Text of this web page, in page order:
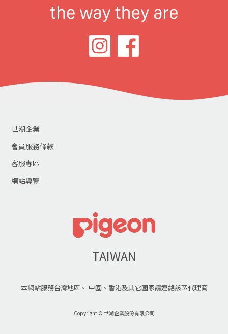
世潮企業
會員服務條款
客服專區
網站導覽
TAIWAN
本網站服務台灣地區。 中國、香港及其它國家請連絡該區代理商
Copyright © 世潮企業股份有限公司